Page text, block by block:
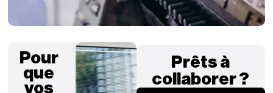
Pour
que
vos
Prêts à
collaborer ?